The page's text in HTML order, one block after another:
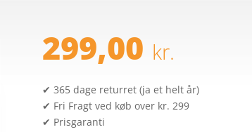
299,00 kr.
✔ 365 dage returret (ja et helt år)
✔ Fri Fragt ved køb over kr. 299
✔ Prisgaranti